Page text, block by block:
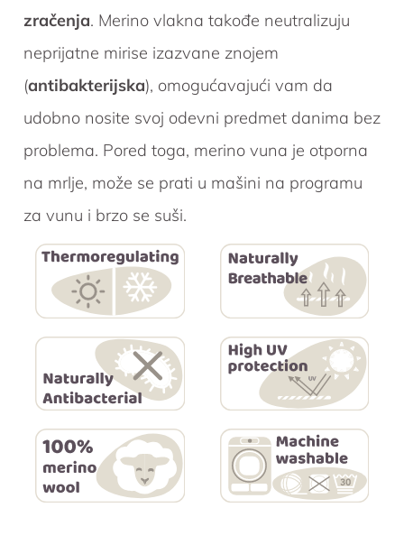
zračenja. Merino vlakna takođe neutralizuju
neprijatne mirise izazvane znojem
(antibakterijska), omogućavajući vam da
udobno nosite svoj odevni predmet danima bez
problema. Pored toga, merino vuna je otporna
na mrlje, može se prati u mašini na programu
za vunu i brzo se suši.